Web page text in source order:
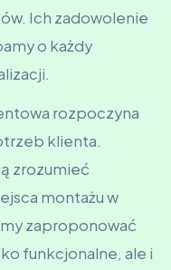
Ich zadowolenie
o każdy
rozpoczyna
klienta.
zrozumieć
montażu w
zaproponować
funkcjonalne, ale i